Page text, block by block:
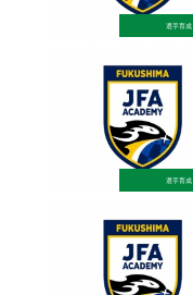
選手育成
選手育成